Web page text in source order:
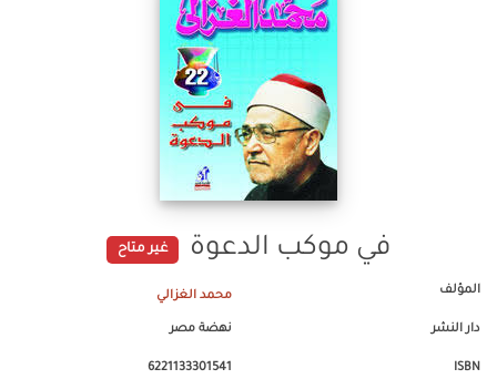
في موكب الدعوة غير متاح
المؤلف محمد الغزالي
دار النشر نهضة مصر
ISBN
6221133301541